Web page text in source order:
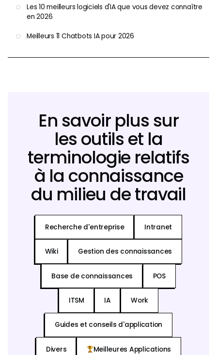
Les 10 meilleurs logiciels d'IA que vous devez connaître
en 2026
Meilleurs 11 Chatbots IA pour 2026
En savoir plus sur
les outils et la
terminologie relatifs
à la connaissance
du milieu de travail
Recherche d'entreprise Intranet
Wiki Gestion des connaissances
Base de connaissances POS
ITSM IA Work
Guides et conseils d'application
Divers Meilleures Applications